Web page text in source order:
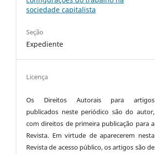
sociedade capitalista
Seção
Expediente
Licença
Os Direitos Autorais para artigos
publicados neste periódico são do autor,
com direitos de primeira publicação para a
Revista. Em virtude de aparecerem nesta
Revista de acesso público, os artigos são de